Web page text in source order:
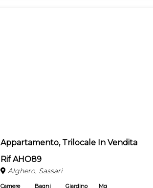
Appartamento, Trilocale In Vendita
Rif AHO89
Alghero, Sassari
Camere Bagni Giardino Mq